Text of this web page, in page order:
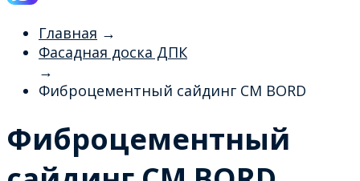
Главная →
Фасадная доска ДПК
→
Фиброцементный сайдинг CM BORD
Фиброцементный